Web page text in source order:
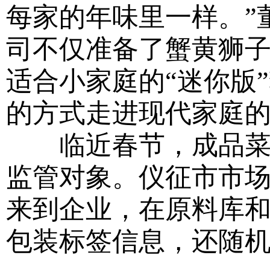
每家的年味里一样。”
司不仅准备了蟹黄狮
适合小家庭的“迷你版
的方式走进现代家庭
临近春节，成品菜
监管对象。仪征市市
来到企业，在原料库
包装标签信息，还随